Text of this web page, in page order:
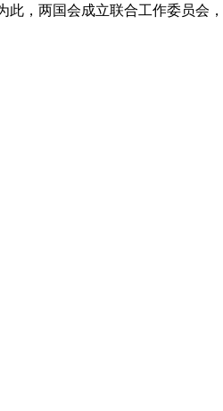
，两国会成立联合工作委员会